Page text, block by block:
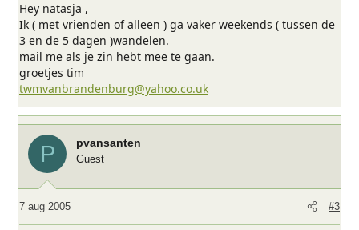
Hey natasja ,
Ik ( met vrienden of alleen ) ga vaker weekends ( tussen de
3 en de 5 dagen )wandelen.
mail me als je zin hebt mee te gaan.
groetjes tim
twmvanbrandenburg@yahoo.co.uk
P pvansanten
Guest
7 aug 2005 #3